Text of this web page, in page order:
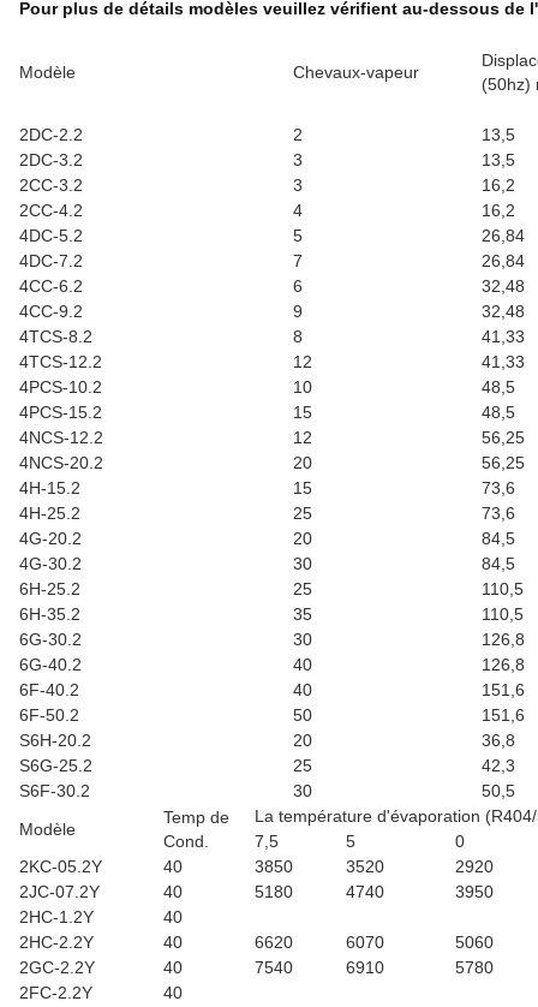
Pour plus de détails modèles veuillez vérifient au-dessous de
Modèle Chevaux-vapeur
(50hz)
2DC-2.2 2
13,5
2DC-3.2
3
13,5
2CC-3.2
3
16,2
2CC-4.2
4
16,2
4DC-5.2
5
26,84
4DC-7.2
7
26,84
4CC-6.2
6
32,48
4CC-9.2
9
32,48
4TCS-8.2
8
41,33
4TCS-12.2
12
41,33
4PCS-10.2
10
48,5
4PCS-15.2
15
48,5
4NCS-12.2
12
56,25
4NCS-20.2
20
56,25
4H-15.2
15
73,6
4H-25.2
25
73,6
4G-20.2
20
84,5
4G-30.2
30
84,5
6H-25.2
25
110,5
6H-35.2
35
110,5
6G-30.2
30
126,8
6G-40.2
40
126,8
6F-40.2
40
151,6
6F-50.2
50
151,6
S6H-20.2
20
36,8
S6G-25.2
25
42,3
S6F-30.2
30
50,5
Modèle
Temp de
Cond.
La température d'évaporation
7,5
5
0
2KC-05.2Y
40 3850 3520
2920
2JC-07.2Y
40 5180 4740
3950
2HC-1.2Y
40
2HC-2.2Y
40 6620 6070
5060
2GC-2.2Y
40 7540 6910
5780
2FC-2.2Y
40